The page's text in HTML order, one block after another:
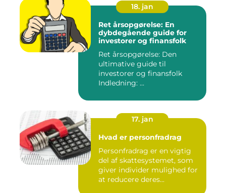
18. jan
Ret årsopgørelse: En
dybdegående guide for
investorer og finansfolk
Ret årsopgørelse: Den
ultimative guide til
investorer og finansfolk
Indledning: ...
17. jan
Hvad er personfradrag
Personfradrag er en vigtig
del af skattesystemet, som
giver individer mulighed for
at reducere deres...